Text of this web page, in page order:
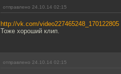
отправлено 24.10.14 02:15
http://vk.com/video227465248_170122805
Тоже хороший клип.
отправлено 24.10.14 02:15